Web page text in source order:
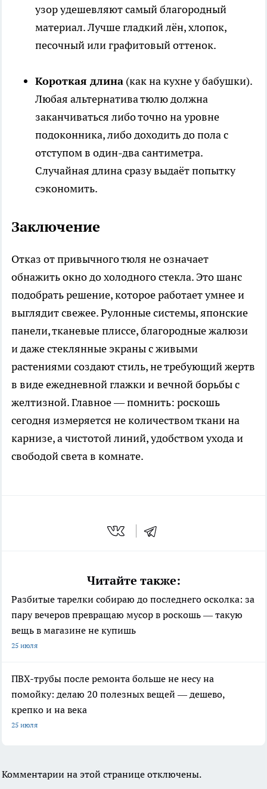
узор удешевляют самый благородный
материал. Лучше гладкий лён, хлопок,
песочный или графитовый оттенок.
Короткая длина (как на кухне у бабушки).
Любая альтернатива тюлю должна
заканчиваться либо точно на уровне
подоконника, либо доходить до пола с
отступом в один-два сантиметра.
Случайная длина сразу выдаёт попытку
сэкономить.
Заключение
Отказ от привычного тюля не означает
обнажить окно до холодного стекла. Это шанс
подобрать решение, которое работает умнее и
выглядит свежее. Рулонные системы, японские
панели, тканевые плиссе, благородные жалюзи
и даже стеклянные экраны с живыми
растениями создают стиль, не требующий жертв
в виде ежедневной глажки и вечной борьбы с
желтизной. Главное — помнить: роскошь
сегодня измеряется не количеством ткани на
карнизе, а чистотой линий, удобством ухода и
свободой света в комнате.
Читайте также:
Разбитые тарелки собираю до последнего осколка: за
пару вечеров превращаю мусор в роскошь — такую
вещь в магазине не купишь
25 июля
ПВХ-трубы после ремонта больше не несу на
помойку: делаю 20 полезных вещей — дешево,
крепко и на века
25 июля
Комментарии на этой странице отключены.